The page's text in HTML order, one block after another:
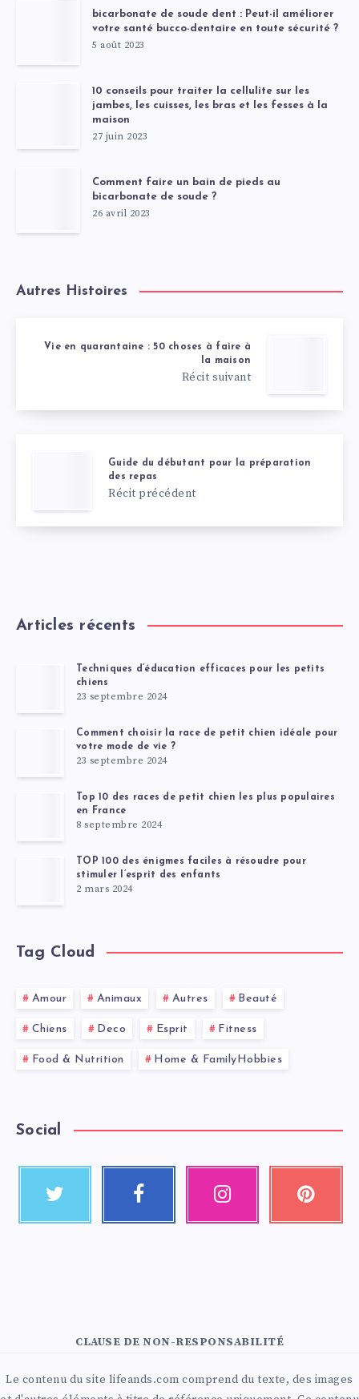
bicarbonate de soude dent : Peut-il améliorer
votre santé bucco-dentaire en toute sécurité ?
5 août 2023
10 conseils pour traiter la cellulite sur les
jambes, les cuisses, les bras et les fesses à la
maison
27 juin 2023
Comment faire un bain de pieds au
bicarbonate de soude ?
26 avril 2023
Autres Histoires
Vie en quarantaine : 50 choses à faire à
la maison
Récit suivant
Guide du débutant pour la préparation
des repas
Récit précédent
Articles récents
Techniques d’éducation efficaces pour les petits
chiens
23 septembre 2024
Comment choisir la race de petit chien idéale pour
votre mode de vie ?
23 septembre 2024
Top 10 des races de petit chien les plus populaires
en France
8 septembre 2024
TOP 100 des énigmes faciles à résoudre pour
stimuler l’esprit des enfants
2 mars 2024
Tag Cloud
Amour Animaux Autres Beauté
Chiens Deco Esprit Fitness
Food & Nutrition Home & FamilyHobbies
Social
CLAUSE DE NON-RESPONSABILITÉ
Le contenu du site lifeands.com comprend du texte, des images